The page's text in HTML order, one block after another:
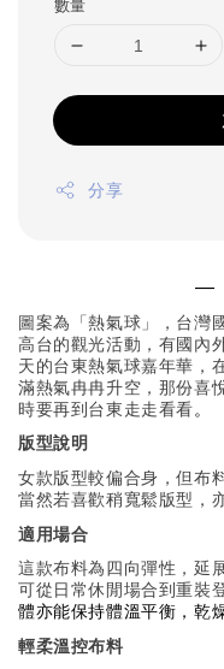
數量
分享
—
圖案為「熱氣球」，台灣
高台的觀光活動，有國內
天的台東熱氣球嘉年華，
滿熱氣冉冉升空，那份喜
時要再到台東走走看看。
版型說明
女款版型較偏合身，但布
當然若喜歡稍寬鬆版型，
適用場合
這款布料為四向彈性，延
可從日常休閒場合到重裝
體亦能保持體溫平衡，乾
輕柔溫控布料